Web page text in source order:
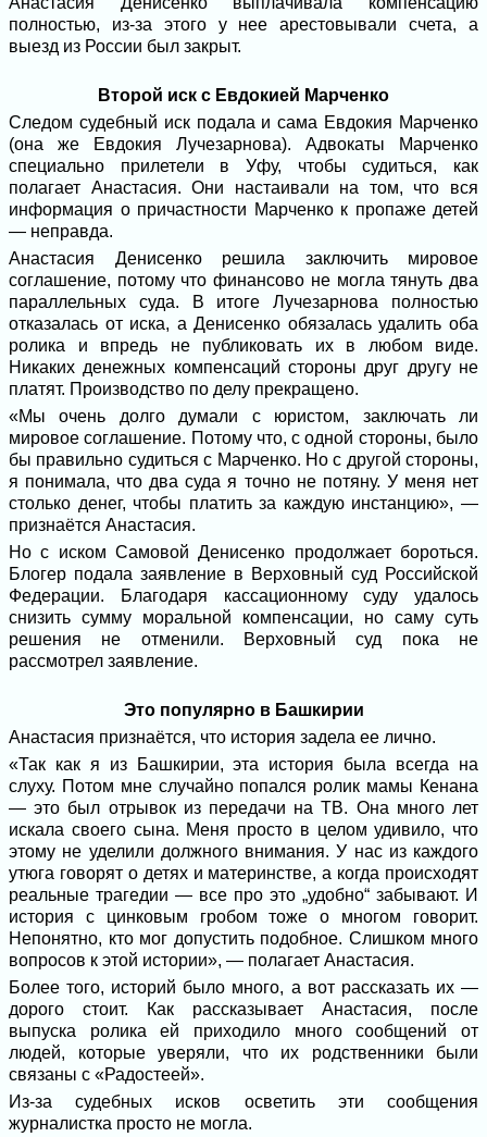
полностью, из-за этого у нее арестовывали счета, а
выезд из России был закрыт.
Второй иск с Евдокией Марченко
Следом судебный иск подала и сама Евдокия Марченко
(она же Евдокия Лучезарнова). Адвокаты Марченко
специально прилетели в Уфу, чтобы судиться, как
полагает Анастасия. Они настаивали на том, что вся
информация о причастности Марченко к пропаже детей
— неправда.
Анастасия Денисенко решила заключить мировое
соглашение, потому что финансово не могла тянуть два
параллельных суда. В итоге Лучезарнова полностью
отказалась от иска, а Денисенко обязалась удалить оба
ролика и впредь не публиковать их в любом виде.
Никаких денежных компенсаций стороны друг другу не
платят. Производство по делу прекращено.
«Мы очень долго думали с юристом, заключать ли
мировое соглашение. Потому что, с одной стороны, было
бы правильно судиться с Марченко. Но с другой стороны,
я понимала, что два суда я точно не потяну. У меня нет
столько денег, чтобы платить за каждую инстанцию», —
признаётся Анастасия.
Но с иском Самовой Денисенко продолжает бороться.
Блогер подала заявление в Верховный суд Российской
Федерации. Благодаря кассационному суду удалось
снизить сумму моральной компенсации, но саму суть
решения не отменили. Верховный суд пока не
рассмотрел заявление.
Это популярно в Башкирии
Анастасия признаётся, что история задела ее лично.
«Так как я из Башкирии, эта история была всегда на
слуху. Потом мне случайно попался ролик мамы Кенана
— это был отрывок из передачи на ТВ. Она много лет
искала своего сына. Меня просто в целом удивило, что
этому не уделили должного внимания. У нас из каждого
утюга говорят о детях и материнстве, а когда происходят
реальные трагедии — все про это „удобно“ забывают. И
история с цинковым гробом тоже о многом говорит.
Непонятно, кто мог допустить подобное. Слишком много
вопросов к этой истории», — полагает Анастасия.
Более того, историй было много, а вот рассказать их —
дорого стоит. Как рассказывает Анастасия, после
выпуска ролика ей приходило много сообщений от
людей, которые уверяли, что их родственники были
связаны с «Радостеей».
Из-за судебных исков осветить эти сообщения
журналистка просто не могла.